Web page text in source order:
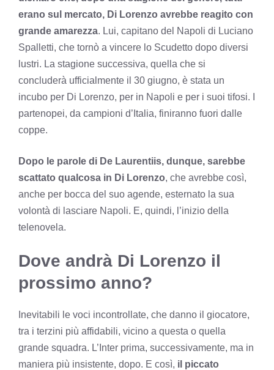
erano sul mercato, Di Lorenzo avrebbe reagito con
grande amarezza. Lui, capitano del Napoli di Luciano
Spalletti, che tornò a vincere lo Scudetto dopo diversi
lustri. La stagione successiva, quella che si
concluderà ufficialmente il 30 giugno, è stata un
incubo per Di Lorenzo, per in Napoli e per i suoi tifosi. I
partenopei, da campioni d’Italia, finiranno fuori dalle
coppe.
Dopo le parole di De Laurentiis, dunque, sarebbe
scattato qualcosa in Di Lorenzo, che avrebbe così,
anche per bocca del suo agende, esternato la sua
volontà di lasciare Napoli. E, quindi, l’inizio della
telenovela.
Dove andrà Di Lorenzo il
prossimo anno?
Inevitabili le voci incontrollate, che danno il giocatore,
tra i terzini più affidabili, vicino a questa o quella
grande squadra. L’Inter prima, successivamente, ma in
maniera più insistente, dopo. E così, il piccato